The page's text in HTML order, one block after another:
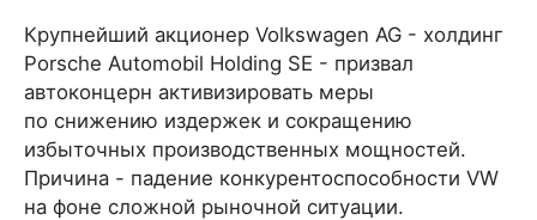
Крупнейший акционер Volkswagen AG - холдинг
Porsche Automobil Holding SE - призвал
автоконцерн активизировать меры
по снижению издержек и сокращению
избыточных производственных мощностей.
Причина - падение конкурентоспособности VW
на фоне сложной рыночной ситуации.